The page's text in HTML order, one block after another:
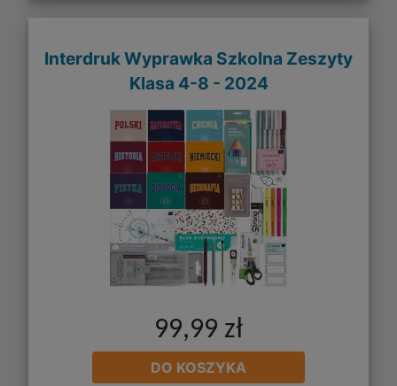
Interdruk Wyprawka Szkolna Zeszyty
Klasa 4-8 - 2024
99,99 zł
DO KOSZYKA